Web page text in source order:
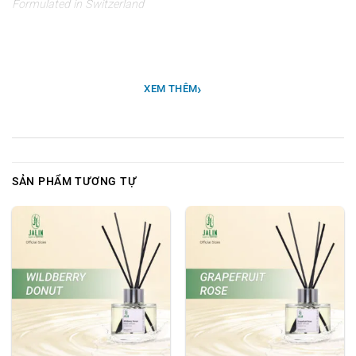
Formulated in Switzerland
hương êm dịu này được lấy cảm hứng từ bài ca nổi tiếng “To
- Tại Jalin, đối với Hương thơm Pear & Freesia của chúng tôi đã pha
trộn các trái cây với Hoa lan Nam Phi tinh tế và nở rộ để tạo ra một
mùi hương bao hàm "Mùa sương mù và Hương trái cây êm dịu' của
Keats. Như một chuyến dã ngoại trên bãi cỏ dài. Những con ong vo
ve một cách chậm rãi. Những tia nắng mặt trời trải dài trên cánh
đồng, sưởi ấm trái đất khi những đám mây trôi qua.
2. Thành phần
XEM THÊM›
SẢN PHẨM TƯƠNG TỰ